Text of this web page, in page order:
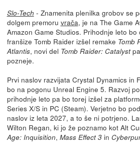
Slo-Tech - Znamenita plenilka grobov se
dolgem premoru vrača, je na The Game
Amazon Game Studios. Prihodnje leto
franšize Tomb Raider izšel remake Tomb
Atlantis, novi del Tomb Raider: Catalyst
pozneje.
Prvi naslov razvijata Crystal Dynamics in
bo na pogonu Unreal Engine 5. Razvoj
prihodnje leto pa bo torej izšel za
Series X/S in PC (Steam). Verjetno bo
naslov iz leta 2027, a to še ni potrjeno.
Wilton Regan, ki jo že poznamo kot Alt
Age: Inquisition, Mass Effect 3in